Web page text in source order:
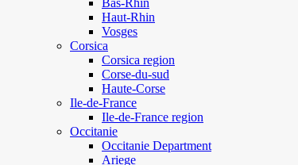
Bas-Rhin
Haut-Rhin
Vosges
Corsica
Corsica region
Corse-du-sud
Haute-Corse
Ile-de-France
Ile-de-France region
Occitanie
Occitanie Department
Ariege